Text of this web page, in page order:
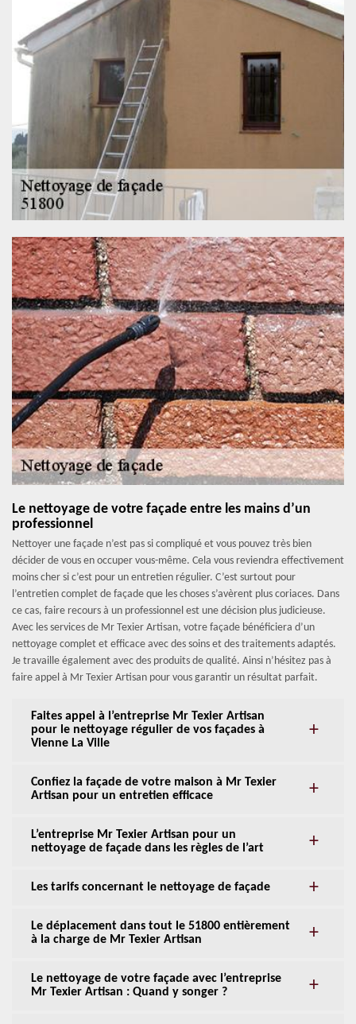
Le nettoyage de votre façade entre les mains d’un
professionnel
Nettoyer une façade n’est pas si compliqué et vous pouvez très bien
décider de vous en occuper vous-même. Cela vous reviendra effectivement
moins cher si c’est pour un entretien régulier. C’est surtout pour
l’entretien complet de façade que les choses s’avèrent plus coriaces. Dans
ce cas, faire recours à un professionnel est une décision plus judicieuse.
Avec les services de Mr Texier Artisan, votre façade bénéficiera d’un
nettoyage complet et efficace avec des soins et des traitements adaptés.
Je travaille également avec des produits de qualité. Ainsi n’hésitez pas à
faire appel à Mr Texier Artisan pour vous garantir un résultat parfait.
Faites appel à l’entreprise Mr Texier Artisan
pour le nettoyage régulier de vos façades à
Vienne La Ville
Confiez la façade de votre maison à Mr Texier
Artisan pour un entretien efficace
L’entreprise Mr Texier Artisan pour un
nettoyage de façade dans les règles de l’art
Les tarifs concernant le nettoyage de façade
Le déplacement dans tout le 51800 entièrement
à la charge de Mr Texier Artisan
Le nettoyage de votre façade avec l’entreprise
Mr Texier Artisan : Quand y songer ?